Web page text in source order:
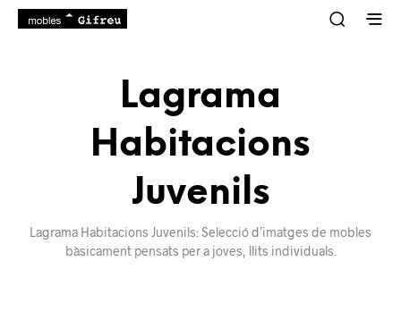
Lagrama
Habitacions
Juvenils
Lagrama Habitacions Juvenils: Selecció d’imatges de mobles
bàsicament pensats per a joves, llits individuals.